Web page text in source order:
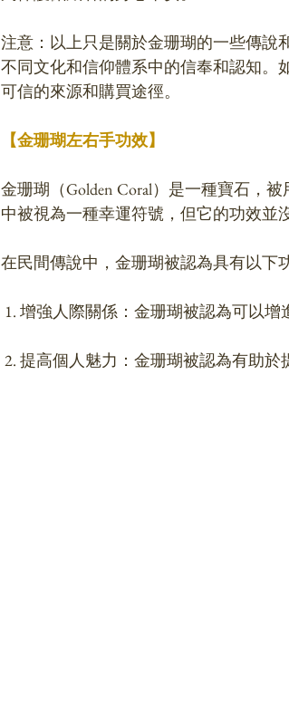
注意：以上只是關於金珊瑚的一些傳說
不同文化和信仰體系中的信奉和認知。
可信的來源和購買途徑。
【金珊瑚左右手功效】
金珊瑚（Golden Coral）是一種寶石，
中被視為一種幸運符號，但它的功效並
在民間傳說中，金珊瑚被認為具有以下
1. 增強人際關係：金珊瑚被認為可以增
2. 提高個人魅力：金珊瑚被認為有助於